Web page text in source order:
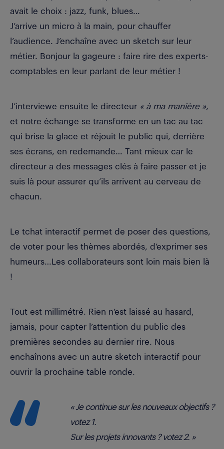
avait le choix : jazz, funk, blues…
J’arrive un micro à la main, pour chauffer
l’audience. J’enchaîne avec un sketch sur leur
métier. Bonjour la gageure : faire rire des experts-
comptables en leur parlant de leur métier !
J’interviewe ensuite le directeur « à ma manière »,
et notre échange se transforme en un tac au tac
qui brise la glace et réjouit le public qui, derrière
ses écrans, en redemande… Tant mieux car le
directeur a des messages clés à faire passer et je
suis là pour assurer qu’ils arrivent au cerveau de
chacun.
Le tchat interactif permet de poser des questions,
de voter pour les thèmes abordés, d’exprimer ses
humeurs…Les collaborateurs sont loin mais bien là
!
Tout est millimétré. Rien n’est laissé au hasard,
jamais, pour capter l’attention du public des
premières secondes au dernier rire. Nous
enchaînons avec un autre sketch interactif pour
ouvrir la prochaine table ronde.
« Je continue sur les nouveaux objectifs ?
votez 1.
Sur les projets innovants ? votez 2. »